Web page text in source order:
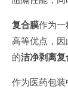
复合膜作为
高等优点，
的洁净剥离复
作为医药包